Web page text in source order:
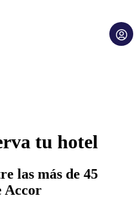
tu hotel
las más de 45
Accor